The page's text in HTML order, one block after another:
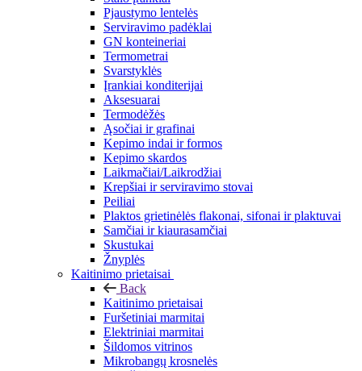
Pjaustymo lentelės
Serviravimo padėklai
GN konteineriai
Termometrai
Svarstyklės
Įrankiai konditerijai
Aksesuarai
Termodėžės
Ąsočiai ir grafinai
Kepimo indai ir formos
Kepimo skardos
Laikmačiai/Laikrodžiai
Krepšiai ir serviravimo stovai
Peiliai
Plaktos grietinėlės flakonai, sifonai ir plaktuvai
Samčiai ir kiaurasamčiai
Skustukai
Žnyplės
Kaitinimo prietaisai
Back
Kaitinimo prietaisai
Furšetiniai marmitai
Elektriniai marmitai
Šildomos vitrinos
Mikrobangų krosnelės